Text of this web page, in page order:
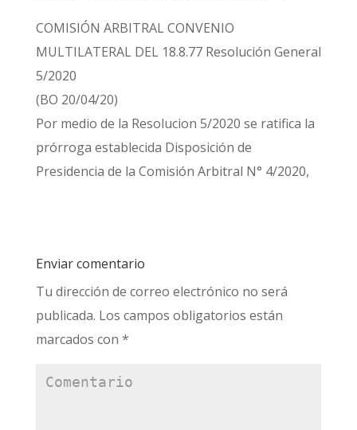
COMISIÓN ARBITRAL CONVENIO
MULTILATERAL DEL 18.8.77 Resolución General
5/2020
(BO 20/04/20)
Por medio de la Resolucion 5/2020 se ratifica la
prórroga establecida Disposición de
Presidencia de la Comisión Arbitral N° 4/2020,
Enviar comentario
Tu dirección de correo electrónico no será
publicada. Los campos obligatorios están
marcados con *